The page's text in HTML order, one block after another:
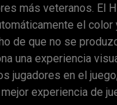
más veteranos. El
el color
de que no se
una experiencia
jugadores en el